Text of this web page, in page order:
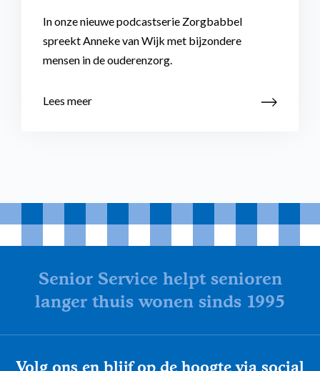
In onze nieuwe podcastserie Zorgbabbel
spreekt Anneke van Wijk met bijzondere
mensen in de ouderenzorg.
Lees meer
Senior Service helpt senioren
langer thuis wonen sinds 1995